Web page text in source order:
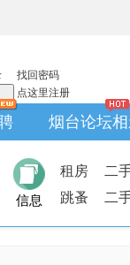
找回密码
点这里注册
烟台论坛
信息
租房
二
跳蚤
二